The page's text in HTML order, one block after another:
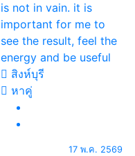
is not in vain. it is
important for me to
see the result, feel the
energy and be useful
สิงห์บุรี
หาคู่
17 พ.ค. 2569